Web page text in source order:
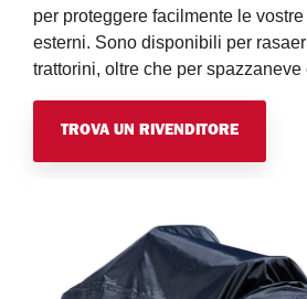
per proteggere facilmente le
esterni. Sono disponibili per
trattorini, oltre che per spazzaneve
TROVA UN RIVENDITORE